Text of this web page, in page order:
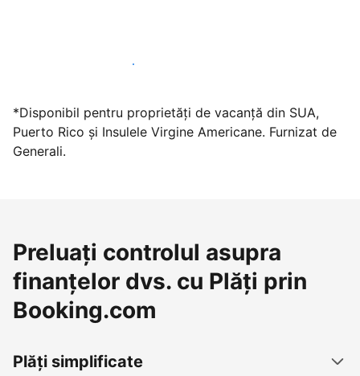
Găzduiți oaspeți cu noi chiar astăzi
*Disponibil pentru proprietăți de vacanță din SUA,
Puerto Rico și Insulele Virgine Americane. Furnizat de
Generali.
Preluați controlul asupra
finanțelor dvs. cu Plăți prin
Booking.com
Plăți simplificate